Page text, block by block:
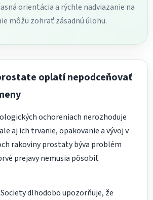
orientácia a rýchle nadviazanie na
môžu zohrať zásadnú úlohu.
oplatí nepodceňovať
ochoreniach nerozhoduje
aj ich trvanie, opakovanie a vývoj v
rakoviny prostaty býva problém
prejavy nemusia pôsobiť
dlhodobo upozorňuje, že